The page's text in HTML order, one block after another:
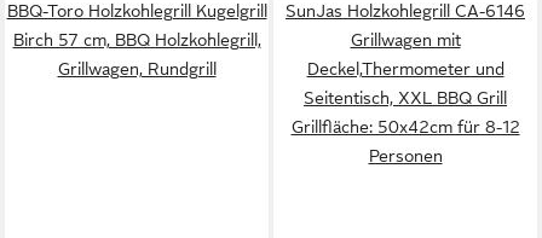
BBQ-Toro Holzkohlegrill Kugelgrill
Birch 57 cm, BBQ Holzkohlegrill,
Grillwagen, Rundgrill
SunJas Holzkohlegrill CA-6146
Grillwagen mit
Deckel,Thermometer und
Seitentisch, XXL BBQ Grill
Grillfläche: 50x42cm für 8-12
Personen